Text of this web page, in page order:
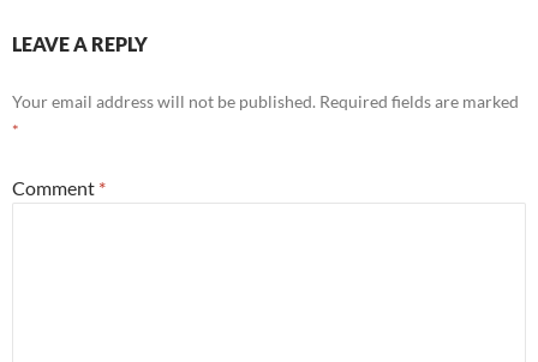
LEAVE A REPLY
Your email address will not be published. Required fields are marked
*
Comment *